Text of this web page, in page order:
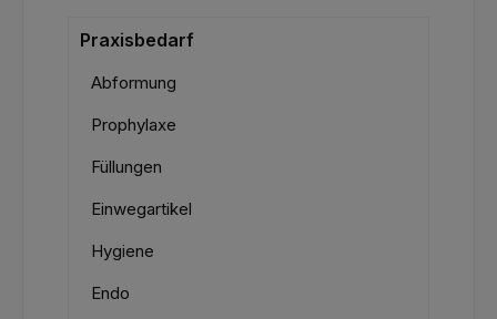
Praxisbedarf
Abformung
Prophylaxe
Füllungen
Einwegartikel
Hygiene
Endo